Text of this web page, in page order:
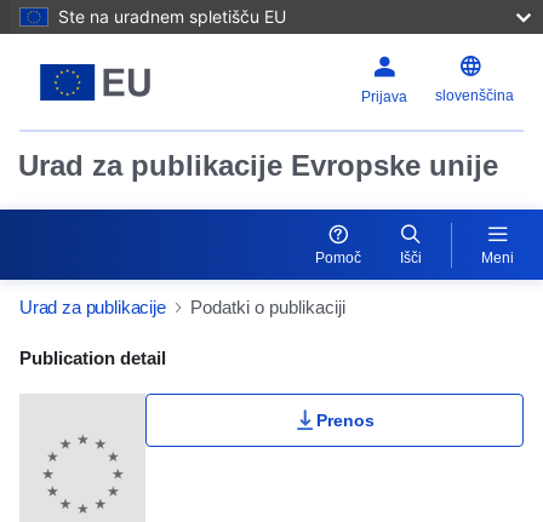
Ste na uradnem spletišču EU
Prijava slovenščina
Urad za publikacije Evropske unije
Pomoč Išči Meni
Urad za publikacije Podatki o publikaciji
Publication Detail Actions Portlet
Publication detail
Prenos